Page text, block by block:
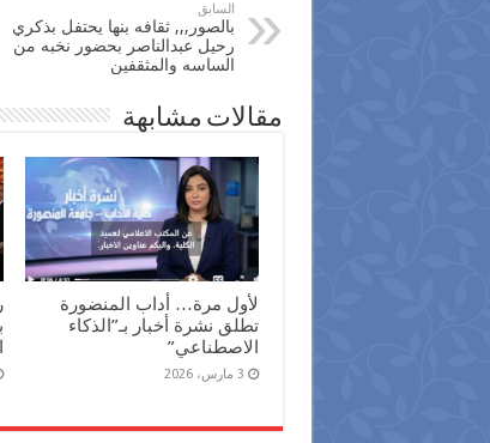
السابق
بالصور,,, ثقافه بنها يحتفل بذكري
رحيل عبدالناصر بحضور نخبه من
الساسه والمثقفين
مقالات مشابهة
لأول مرة… أداب المنضورة
تطلق نشرة أخبار بـ”الذكاء
الاصطناعي”
3 مارس، 2026